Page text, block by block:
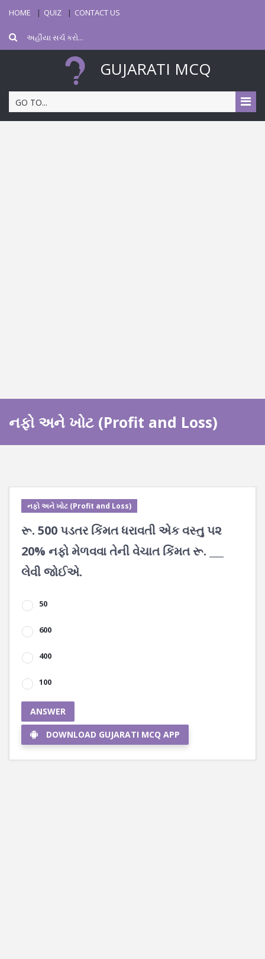
HOME QUIZ CONTACT US
GUJARATI MCQ
GO TO...
નફો અને ખોટ (Profit and Loss)
નફો અને ખોટ (Profit and Loss)
રૂ. 500 પડતર કિંમત ધરાવતી એક વસ્તુ ૫૨
20% નફો મેળવવા તેની વેચાત કિંમત રૂ. ___
લેવી જોઈએ.
50
600
400
100
ANSWER
DOWNLOAD GUJARATI MCQ APP